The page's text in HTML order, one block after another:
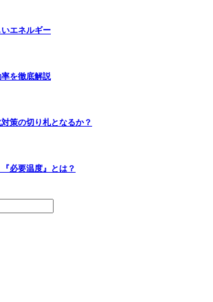
エネルギー
を徹底解説
策の切り札となるか？
必要温度』とは？